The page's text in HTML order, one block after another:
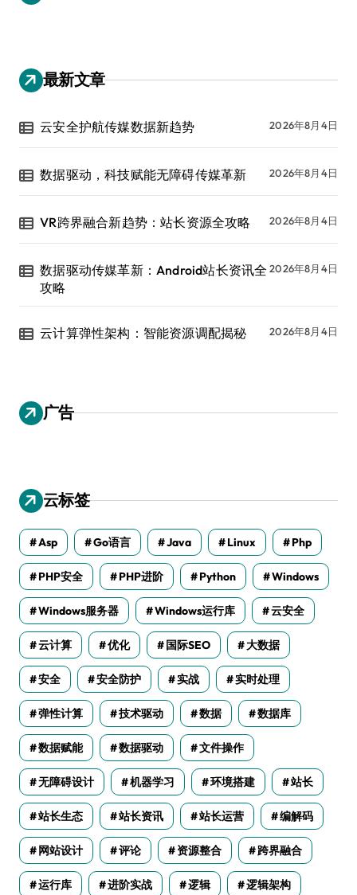
最新文章
云安全护航传媒数据新趋势 2026年8月4日
数据驱动，科技赋能无障碍传媒革新 2026年8月4日
VR跨界融合新趋势：站长资源全攻略 2026年8月4日
数据驱动传媒革新：Android站长资讯全
攻略
2026年8月4日
云计算弹性架构：智能资源调配揭秘 2026年8月4日
广告
云标签
Asp Go语言 Java Linux Php
PHP安全 PHP进阶 Python Windows
Windows服务器 Windows运行库 云安全
云计算 优化 国际SEO 大数据
安全 安全防护 实战 实时处理
弹性计算 技术驱动 数据 数据库
数据赋能 数据驱动 文件操作
无障碍设计 机器学习 环境搭建 站长
站长生态 站长资讯 站长运营 编解码
网站设计 评论 资源整合 跨界融合
运行库 进阶实战 逻辑 逻辑架构